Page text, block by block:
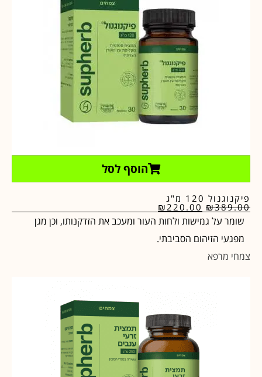
הוסף לסל
פיקנוגנול 120 מ"ג
₪389.00
₪ 220.00
שומר על גמישות ולחות העור ומעכב את הזדקנותו, וכן מגן
מפגעי הזיהום הסביבתי.
צמחי מרפא